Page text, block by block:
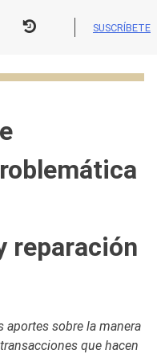
SUSCRÍBETE
reparación
aportes sobre la manera
que hacen